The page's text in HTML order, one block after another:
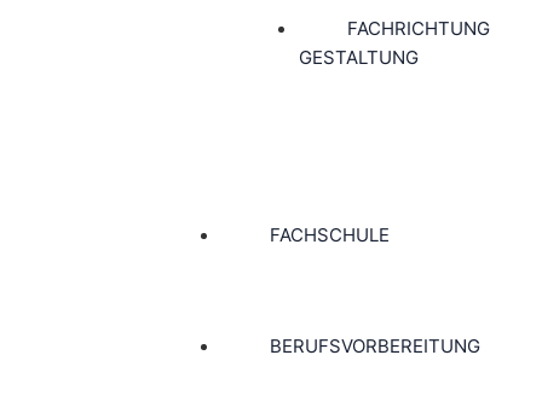
FACHRICHTUNG
GESTALTUNG
FACHSCHULE
BERUFSVORBEREITUNG